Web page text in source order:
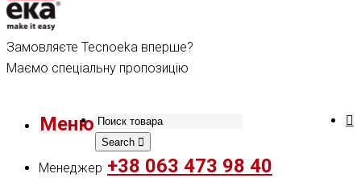
Замовляєте Tecnoeka вперше?
Маємо спеціальну пропозицію
Меню
Search
Менеджер +38 063 473 98 40